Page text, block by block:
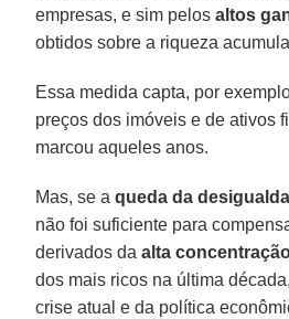
empresas, e sim pelosaltos
obtidos sobre a riqueza
Essa medida capta, por
preços dos imóveis e de ativos
marcou aqueles anos.
Mas, se aqueda da
não foi suficiente para
derivados daalta
dos mais ricos na última
crise atual e da política